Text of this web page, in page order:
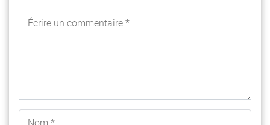
Écrire un commentaire *